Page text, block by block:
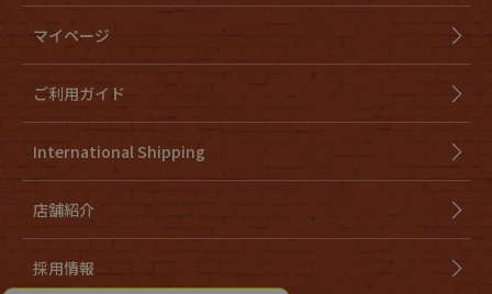
マイページ
ご利用ガイド
International Shipping
店舗紹介
採用情報